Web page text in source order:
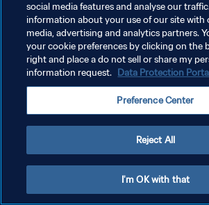
DATENSCHUTZ
NUTZUNGSBEDINGUNGEN
COOKIE-EINSTELLUNGEN VERWALTEN
social media features and analyse our
information about your use of our site with
media, advertising and analytics partners.
your cookie preferences by clicking on the
right and place a do not sell or share my
information request. Data Protection
Preference Center
Reject All
I'm OK with that